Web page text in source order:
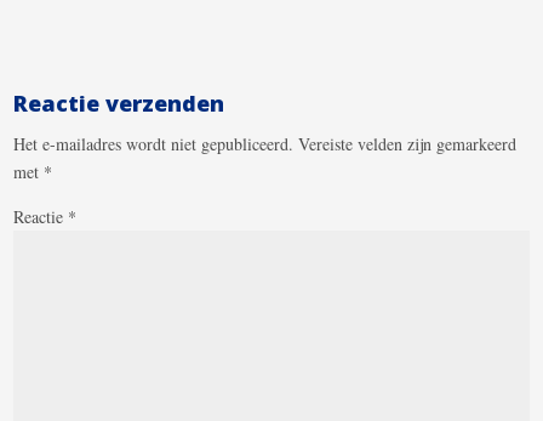
Reactie verzenden
Het e-mailadres wordt niet gepubliceerd. Vereiste velden zijn gemarkeerd
met *
Reactie *